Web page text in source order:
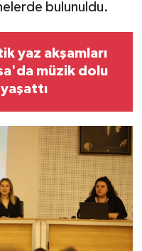
bulunuldu.
yaz akşamları
müzik dolu